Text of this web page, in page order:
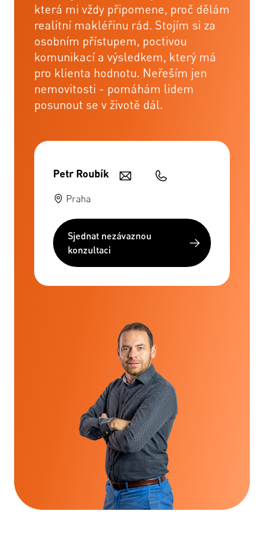
která mi vždy připomene, proč dělám
realitní makléřinu rád. Stojím si za
osobním přístupem, poctivou
komunikací a výsledkem, který má
pro klienta hodnotu. Neřeším jen
nemovitosti - pomáhám lidem
posunout se v životě dál.
Petr Roubík
Praha
Sjednat nezávaznou
konzultaci